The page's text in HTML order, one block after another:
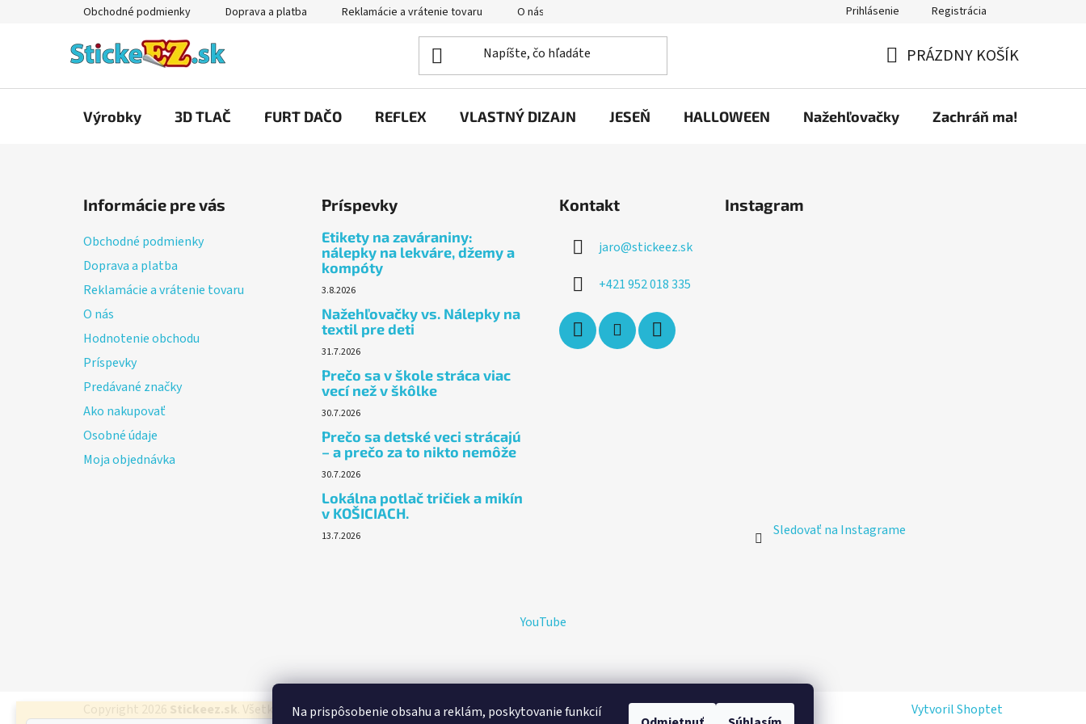
Na prispôsobenie obsahu a reklám, poskytovanie funkcií
Obchodné podmienky Doprava a platba Reklamácie a vrátenie tovaru O nás Predávané značky Ako nakupovať
Prihlásenie Registrácia
KOŠÍK
PRÁZDNY KOŠÍK
Výrobky 3D TLAČ FURT DAČO REFLEX VLASTNÝ DIZAJN JESEŇ HALLOWEEN Nažehľovačky Zachráň ma!
Informácie pre vás
Obchodné podmienky
Doprava a platba
Reklamácie a vrátenie tovaru
O nás
Hodnotenie obchodu
Príspevky
Predávané značky
Ako nakupovať
Osobné údaje
Moja objednávka
Príspevky
Etikety na zaváraniny:
nálepky na lekváre, džemy a
kompóty
3.8.2026
Nažehľovačky vs. Nálepky na
textil pre deti
31.7.2026
Prečo sa v škole stráca viac
vecí než v škôlke
30.7.2026
Prečo sa detské veci strácajú
– a prečo za to nikto nemôže
30.7.2026
Lokálna potlač tričiek a mikín
v KOŠICIACH.
13.7.2026
Kontakt
jaro@stickeez.sk
+421 952 018 335
Instagram
Sledovať na Instagrame
YouTube
Vytvoril Shoptet
. Všetky práva vyhradené.Upraviť nastavenie cookies